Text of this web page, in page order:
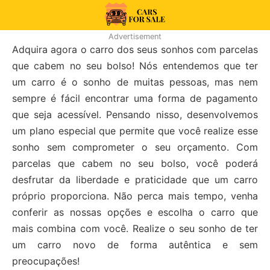
99CarsforSale
Advertisement
Adquira agora o carro dos seus sonhos com parcelas
que cabem no seu bolso! Nós entendemos que ter
um carro é o sonho de muitas pessoas, mas nem
sempre é fácil encontrar uma forma de pagamento
que seja acessível. Pensando nisso, desenvolvemos
um plano especial que permite que você realize esse
sonho sem comprometer o seu orçamento. Com
parcelas que cabem no seu bolso, você poderá
desfrutar da liberdade e praticidade que um carro
próprio proporciona. Não perca mais tempo, venha
conferir as nossas opções e escolha o carro que
mais combina com você. Realize o seu sonho de ter
um carro novo de forma autêntica e sem
preocupações!